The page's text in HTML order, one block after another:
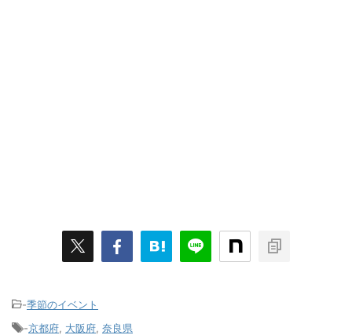
-季節のイベント
-京都府 大阪府 奈良県